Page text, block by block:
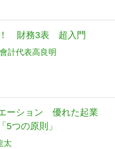
！ 財務3表 超入門
計代表高良明
ーション 優れた起業
5つの原則」
太